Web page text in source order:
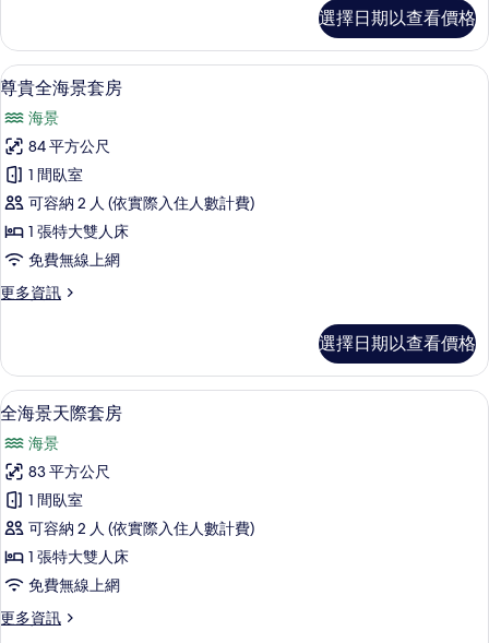
所
有
相
片
全
海
景
套
房
的
詳
情
選擇日期以查看價格
顯
示
尊
貴
全
海
景
套
房
所
有
相
片
獨立浴缸和淋浴設備、淋浴花灑、名
5
尊貴全海景套房
海景
84 平方公尺
1 間臥室
可容納 2 人 (依實際入住人數計費)
1 張特大雙人床
免費無線上網
更多資訊
更
全
海
景
房
的
詳
情
選擇日期以查看價格
顯
示
全
海
景
天
際
套
房
6
全海景天際套房
海景
83 平方公尺
1 間臥室
可容納 2 人 (依實際入住人數計費)
1 張特大雙人床
免費無線上網
更多資訊
更